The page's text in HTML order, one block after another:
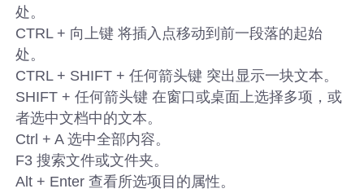
处。
CTRL + 向上键 将插入点移动到前一段落的起始
处。
CTRL + SHIFT + 任何箭头键 突出显示一块文本。
SHIFT + 任何箭头键 在窗口或桌面上选择多项，或
者选中文档中的文本。
Ctrl + A 选中全部内容。
F3 搜索文件或文件夹。
Alt + Enter 查看所选项目的属性。